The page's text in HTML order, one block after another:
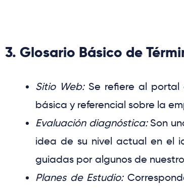
3. Glosario Básico de
Sitio Web:Se refiere al portal
básica y referencial sobre la
Evaluación diagnóstica: Son
idea de su nivel actual en el
guiadas por algunos de
Planes de Estudio: